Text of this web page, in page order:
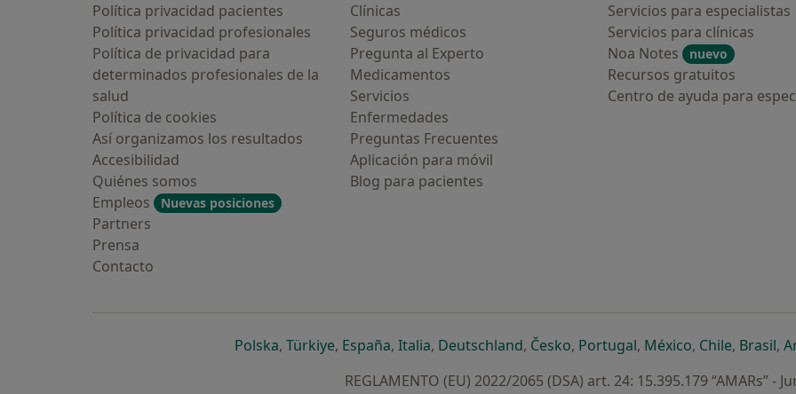
Política privacidad pacientes
Política privacidad profesionales
Política de privacidad para
determinados profesionales de la
salud
Política de cookies
Así organizamos los resultados
Accesibilidad
Quiénes somos
Empleos
Nuevas posiciones
Partners
Prensa
Contacto
Clínicas
Seguros médicos
Pregunta al Experto
Medicamentos
Servicios
Enfermedades
Preguntas Frecuentes
Aplicación para móvil
Blog para pacientes
Servicios para especialistas
Servicios para clínicas
Noa Notes
nuevo
Recursos gratuitos
Centro de ayuda para
Polskase abre en una nueva pestaña
, Türkiyese abre en una nueva pestaña
, Españase abre en una nueva pestaña
, Italiase abre en una nueva pestaña
, Deutschlandse abre en una nueva pestaña
, Českose abre en una nueva pestaña
, Portugalse abre en una nueva
, Méxicose abre en una
, Chilese abre
, Brasilse
,
REGLAMENTO (EU) 2022/2065 (DSA) art. 24: 15.395.179 “AMARs” -